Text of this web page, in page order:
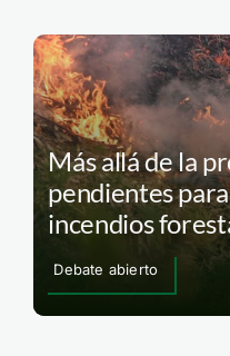
Más allá de la
pendientes
incendios
Debate abierto